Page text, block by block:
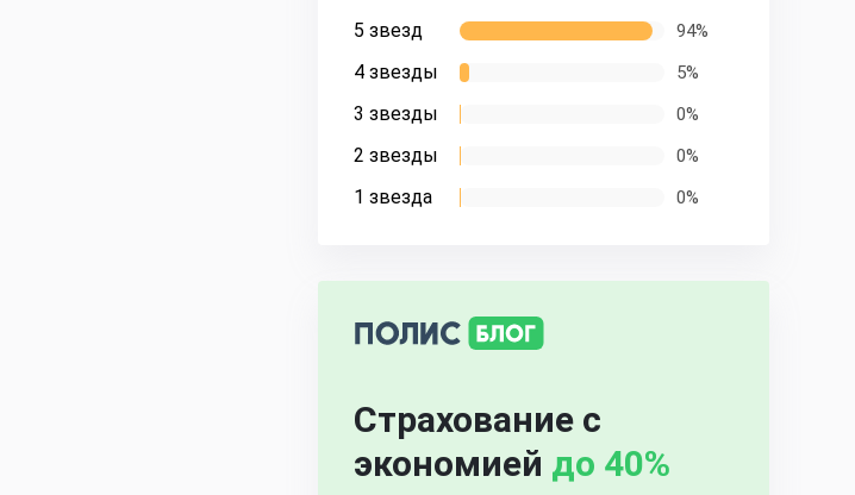
5 звезд 94%
4 звезды 5%
3 звезды 0%
2 звезды 0%
1 звезда 0%
Страхование с
экономией до 40%